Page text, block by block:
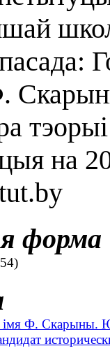
Ф.
на
форма
імя Ф.